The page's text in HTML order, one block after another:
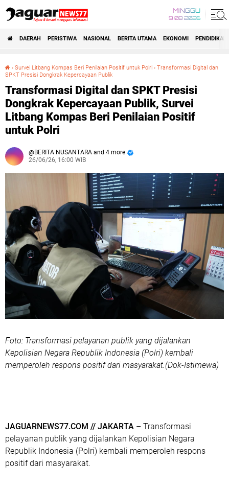
MINGGU
9 08 2026
DAERAH PERISTIWA NASIONAL BERITA UTAMA EKONOMI PENDIDIKAN
› Survei Litbang Kompas Beri Penilaian Positif untuk Polri‎ › ‎Transformasi Digital dan
SPKT Presisi Dongkrak Kepercayaan Publik
‎Transformasi Digital dan SPKT Presisi
Dongkrak Kepercayaan Publik, Survei
Litbang Kompas Beri Penilaian Positif
untuk Polri‎
BERITA NUSANTARA and 4 more
26/06/26, 16:00 WIB
Foto: Transformasi pelayanan publik yang dijalankan
Kepolisian Negara Republik Indonesia (Polri) kembali
memperoleh respons positif dari masyarakat.(Dok-Istimewa)
JAGUARNEWS77.COM // JAKARTA – Transformasi
pelayanan publik yang dijalankan Kepolisian Negara
Republik Indonesia (Polri) kembali memperoleh respons
positif dari masyarakat.